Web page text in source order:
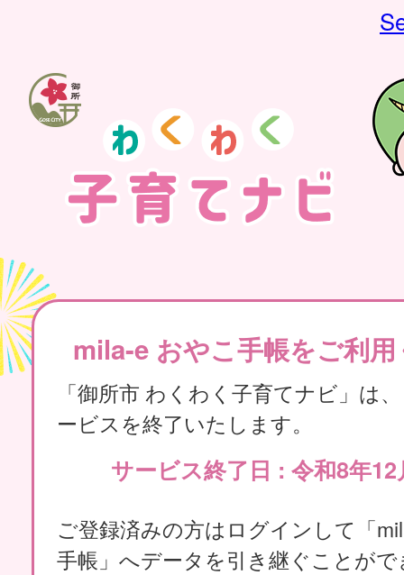
mila-e おやこ手帳をご利
「御所市 わくわく子育てナビ」は
ービスを終了いたします。
サービス終了日 : 令和8年12
ご登録済みの方はログインして「
手帳」へデータを引き継ぐことが